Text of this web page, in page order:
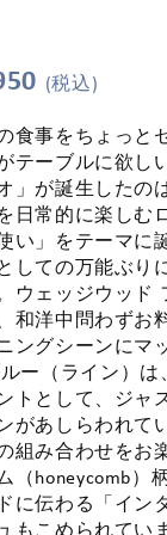
(税込)
食事をちょっ
テーブルに欲し
」が誕生したの
日常的に楽しむ
い」をテーマ
しての万能ぶり
ウェッジウッド
和洋中問わずお
ングシーンにマ
ー（ライン）
トとして、ジャ
があしらわれて
組み合わせをお
（honeycomb）
に伝わる「イン
もこめられてい